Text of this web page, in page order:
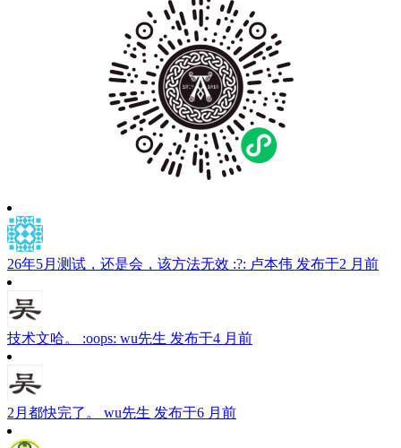
索
26年5月测试，还是会，该方法无效 :?: 卢本伟 发布于2 月前
技术文哈。 :oops: wu先生 发布于4 月前
2月都快完了。 wu先生 发布于6 月前